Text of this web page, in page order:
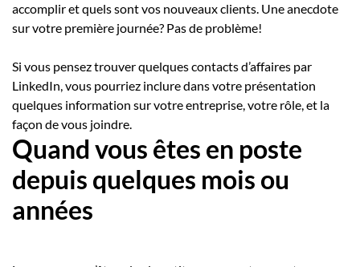
accomplir et quels sont vos nouveaux clients. Une anecdote
sur votre première journée? Pas de problème!
Si vous pensez trouver quelques contacts d’affaires par
LinkedIn, vous pourriez inclure dans votre présentation
quelques information sur votre entreprise, votre rôle, et la
façon de vous joindre.
Quand vous êtes en poste
depuis quelques mois ou
années